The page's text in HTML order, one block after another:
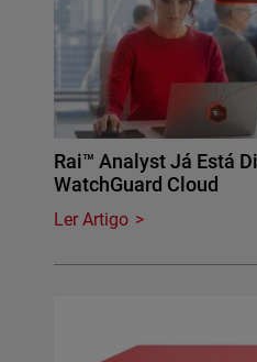
Rai™ Analyst Já Está
WatchGuard Cloud
Ler Artigo